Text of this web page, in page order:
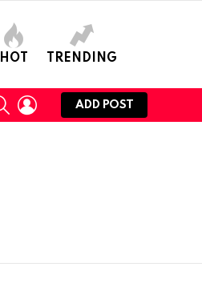
HOT TRENDING
SEARCHLOGIN
ADD POST